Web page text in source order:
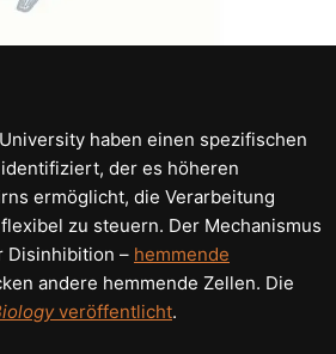
haben einen spezifischen
der es höheren
ermöglicht, die Verarbeitung
zu steuern. Der Mechanismus
Disinhibition – hemmende
andere hemmende Zellen. Die
veröffentlicht.